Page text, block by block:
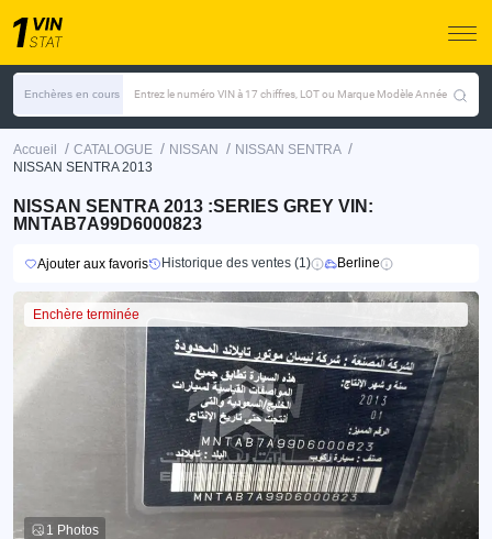
Enchères en cours Entrez le numéro VIN à 17 chiffres, LOT ou Marque Modèle Année
Accueil / CATALOGUE / NISSAN / NISSAN SENTRA /
NISSAN SENTRA 2013
NISSAN SENTRA 2013 :SERIES GREY VIN:
MNTAB7A99D6000823
Ajouter aux favoris Historique des ventes (1) Berline
Enchère terminée
1 Photos